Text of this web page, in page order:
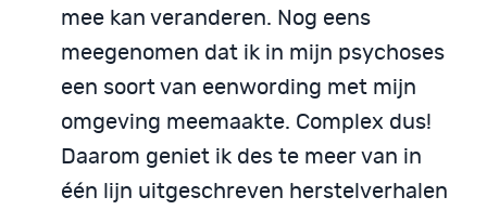
mee kan veranderen. Nog eens
meegenomen dat ik in mijn psychoses
een soort van eenwording met mijn
omgeving meemaakte. Complex dus!
Daarom geniet ik des te meer van in
één lijn uitgeschreven herstelverhalen